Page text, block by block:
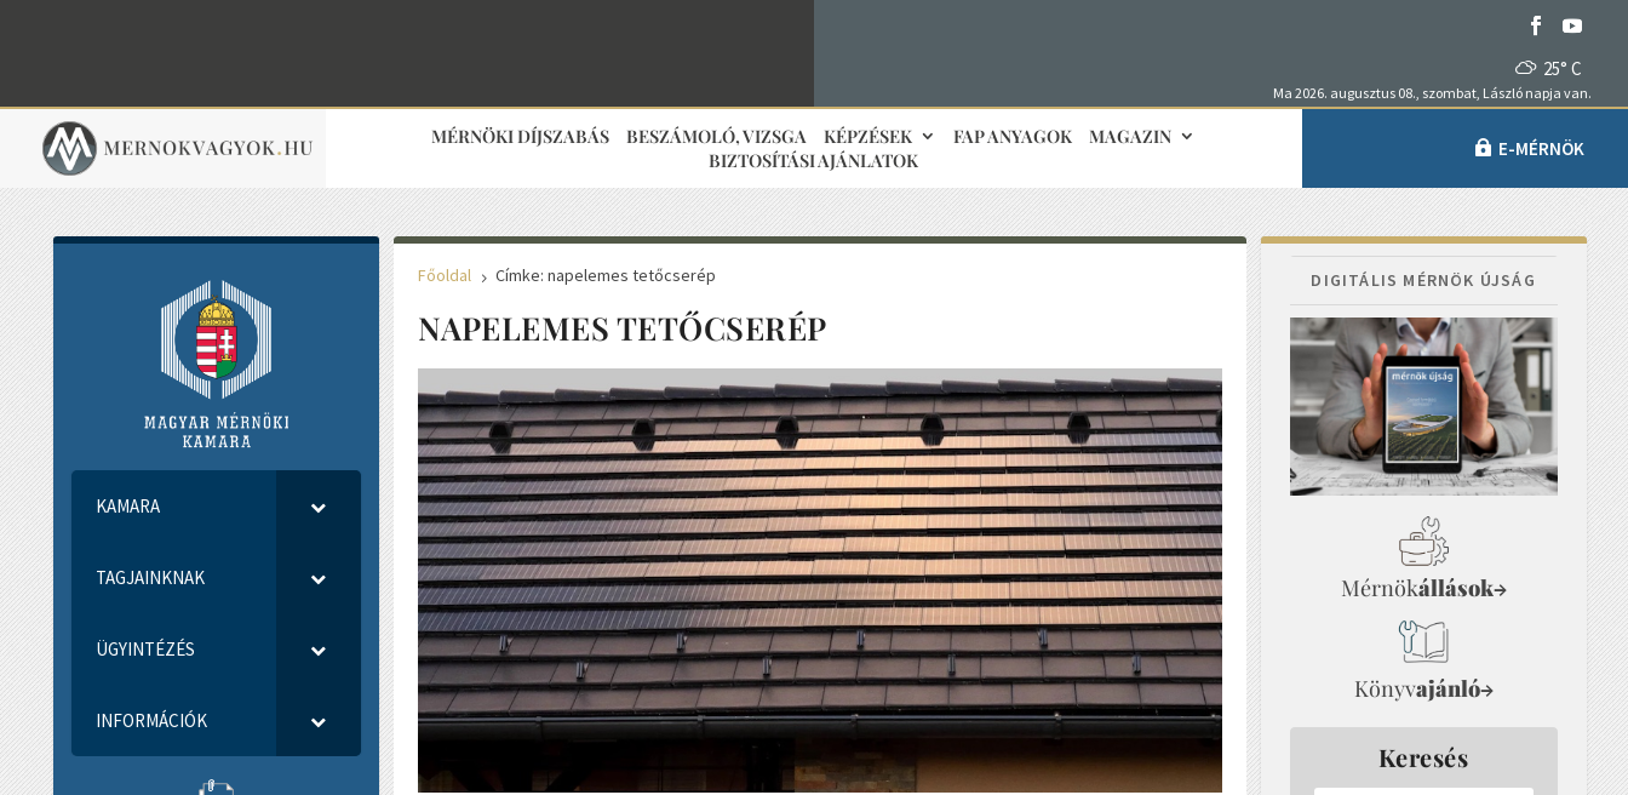
25° C
Ma 2026. augusztus 08., szombat, László napja van.
MÉRNÖKI DÍJSZABÁS BESZÁMOLÓ, VIZSGA KÉPZÉSEK FAP ANYAGOK
MAGAZIN
BIZTOSÍTÁSI AJÁNLATOK
E-MÉRNÖK
KAMARA
TAGJAINKNAK
ÜGYINTÉZÉS
INFORMÁCIÓK
Főoldal 5 Címke: napelemes tetőcserép
NAPELEMES TETŐCSERÉP
DIGITÁLIS MÉRNÖK ÚJSÁG
Mérnökállások→
Könyvajánló→
Keresés